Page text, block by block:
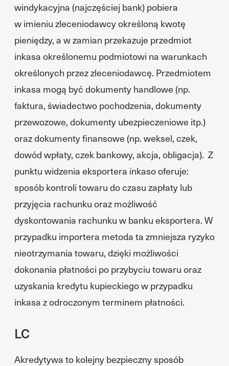
windykacyjna (najczęściej bank) pobiera
w imieniu zleceniodawcy określoną kwotę
pieniędzy, a w zamian przekazuje przedmiot
inkasa określonemu podmiotowi na warunkach
określonych przez zleceniodawcę. Przedmiotem
inkasa mogą być dokumenty handlowe (np.
faktura, świadectwo pochodzenia, dokumenty
przewozowe, dokumenty ubezpieczeniowe itp.)
oraz dokumenty finansowe (np. weksel, czek,
dowód wpłaty, czek bankowy, akcja, obligacja). Z
punktu widzenia eksportera inkaso oferuje:
sposób kontroli towaru do czasu zapłaty lub
przyjęcia rachunku oraz możliwość
dyskontowania rachunku w banku eksportera. W
przypadku importera metoda ta zmniejsza ryzyko
nieotrzymania towaru, dzięki możliwości
dokonania płatności po przybyciu towaru oraz
uzyskania kredytu kupieckiego w przypadku
inkasa z odroczonym terminem płatności.
LC
Akredytywa to kolejny bezpieczny sposób